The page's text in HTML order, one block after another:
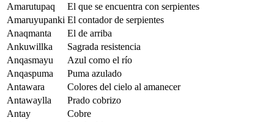
Amarutupaq
El que se encuentra con serpientes
Amaruyupanki El contador de serpientes
Anaqmanta
El de arriba
Ankuwillka
Sagrada resistencia
Anqasmayu
Azul como el río
Anqaspuma
Puma azulado
Antawara
Colores del cielo al amanecer
Antawaylla
Prado cobrizo
Antay
Cobre